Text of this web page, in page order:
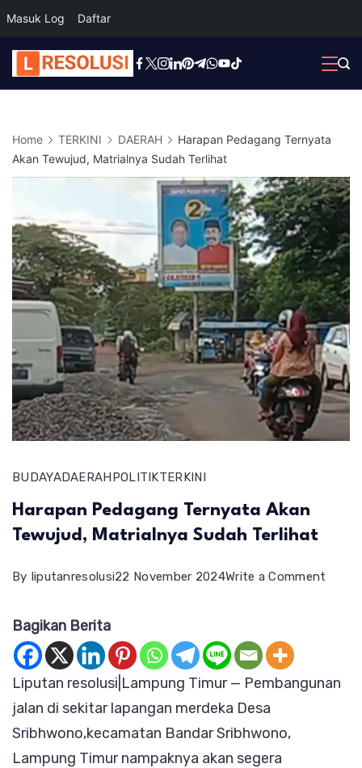
Masuk Log Daftar
Skip
to
Home TERKINI DAERAH
Harapan Pedagang Ternyata
Akan Tewujud, Matrialnya Sudah Terlihat
BUDAYADAERAHPOLITIKTERKINI
Harapan Pedagang Ternyata Akan
Tewujud, Matrialnya Sudah Terlihat
By liputanresolusi22 November 2024Write a Comment
Bagikan Berita
Liputan resolusi|Lampung Timur — Pembangunan
jalan di sekitar lapangan merdeka Desa
Sribhwono,kecamatan Bandar Sribhwono,
Lampung Timur nampaknya akan segera